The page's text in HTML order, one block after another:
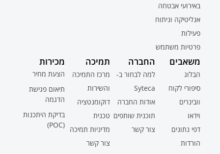
באירועי אבטחה
אנליטיקה וניתוח
פעילות
פרטיות משתמש
משאבים
הבלוג
סיפורי לקוח
וובינרים
וידאו
דפי נתונים
הורדות
החברה
למה לבחור ב-
Syteca
אודות החברה
תוכנית שותפים
צור קשר
תמיכה
מרכז התמיכה
והשירות
דוקומנטציה
טכנית
מדיניות תמיכה
צור קשר
מכירות
הצעת מחיר
תיאום פגישת
הדגמה
בדיקת היתכנות
(POC)